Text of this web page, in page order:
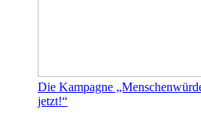
Die Kampagne
jetzt!“